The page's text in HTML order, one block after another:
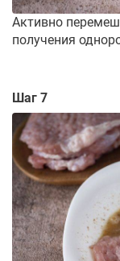
Активно
получения
Шаг 7